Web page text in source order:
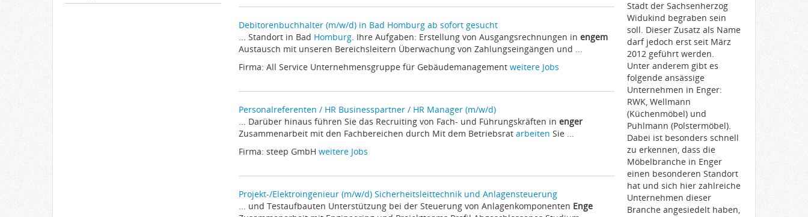
Debitorenbuchhalter (m/w/d) in Bad Homburg ab sofort gesucht
... Standort in Bad Homburg. Ihre Aufgaben: Erstellung von Ausgangsrechnungen in engem
Austausch mit unseren Bereichsleitern Überwachung von Zahlungseingängen und ...
Firma: All Service Unternehmensgruppe für Gebäudemanagement weitere Jobs
Personalreferenten / HR Businesspartner / HR Manager (m/w/d)
... Darüber hinaus führen Sie das Recruiting von Fach- und Führungskräften in enger
Zusammenarbeit mit den Fachbereichen durch Mit dem Betriebsrat arbeiten Sie ...
Firma: steep GmbH weitere Jobs
Projekt-/Elektroingenieur (m/w/d) Sicherheitsleittechnik und Anlagensteuerung
... und Testaufbauten Unterstützung bei der Steuerung von Anlagenkomponenten Enge
Stadt der Sachsenherzog
Widukind begraben sein
soll. Dieser Zusatz als Name
darf jedoch erst seit März
2012 geführt werden.
Unter anderem gibt es
folgende ansässige
Unternehmen in Enger:
RWK, Wellmann
(Küchenmöbel) und
Puhlmann (Polstermöbel).
Dabei ist besonders schnell
zu erkennen, dass die
Möbelbranche in Enger
einen besonderen Standort
hat und sich hier zahlreiche
Unternehmen dieser
Branche angesiedelt haben,